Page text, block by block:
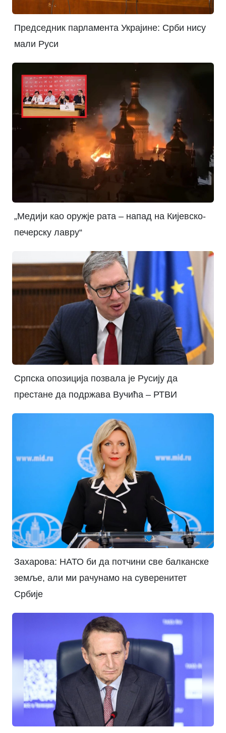
Председник парламента Украјине: Срби нису
мали Руси
„Медији као оружје рата – напад на Кијевско-
печерску лавру“
Српска опозиција позвала је Русију да
престане да подржава Вучића – РТВИ
Захарова: НАТО би да потчини све балканске
земље, али ми рачунамо на суверенитет
Србије